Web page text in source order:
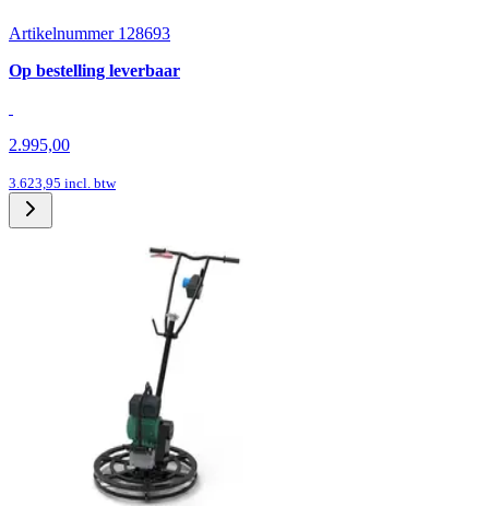
Artikelnummer 128693
Op bestelling leverbaar
2.995,00
3.623,95 incl. btw